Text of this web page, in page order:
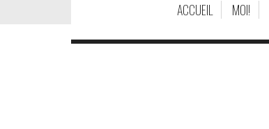
ACCUEIL MOI!